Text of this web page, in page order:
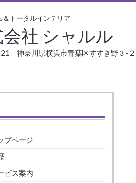
＆トータルインテリア
社 シャルル
神奈川県横浜市青葉区すすき野３-２
プページ
ビス案内